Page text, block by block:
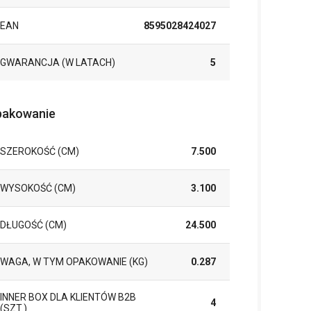
EAN 8595028424027
GWARANCJA (W LATACH) 5
SZEROKOŚĆ (CM) 7.500
WYSOKOŚĆ (CM) 3.100
DŁUGOŚĆ (CM) 24.500
WAGA, W TYM OPAKOWANIE (KG) 0.287
INNER BOX DLA KLIENTÓW B2B
(SZT.)
4